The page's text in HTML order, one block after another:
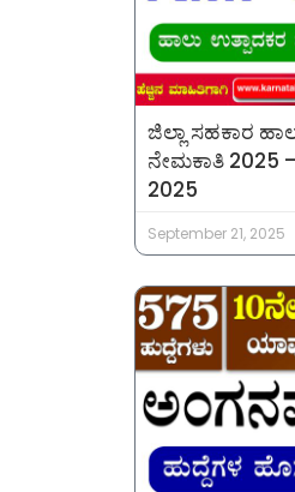
ಜಿಲ್ಲಾ ಸಹಕಾರ
ನೇಮಕಾತಿ 2025
2025
September 21, 2025